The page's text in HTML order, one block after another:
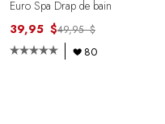
Euro Spa Drap de bain
39,95 $49,95 $
80